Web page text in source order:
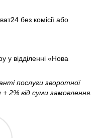
без комісії або
у відділенні «Нова
послуги зворотної
2% від суми замовлення.